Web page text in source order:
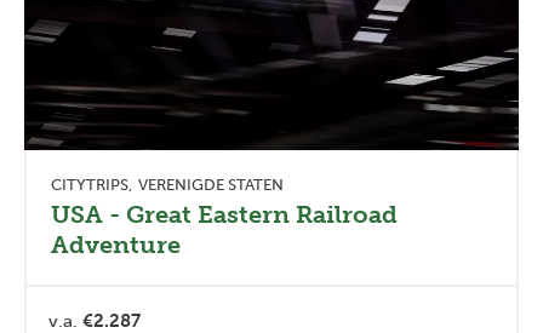
CITYTRIPS VERENIGDE STATEN
USA - Great Eastern Railroad
Adventure
v.a. €2.287